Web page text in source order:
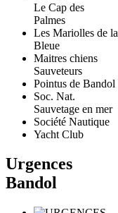
Le Cap des
Palmes
Les Mariolles de la
Bleue
Maitres chiens
Sauveteurs
Pointus de Bandol
Soc. Nat.
Sauvetage en mer
Société Nautique
Yacht Club
Urgences
Bandol